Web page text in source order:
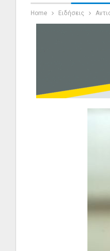
Home Ειδήσεις